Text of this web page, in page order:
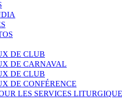
DE CLUB
DE CARNAVAL
DE CLUB
DE CONFÉRENCE
LES SERVICES